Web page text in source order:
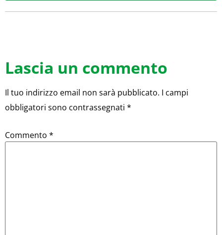
Lascia un commento
Il tuo indirizzo email non sarà pubblicato. I campi
obbligatori sono contrassegnati *
Commento *